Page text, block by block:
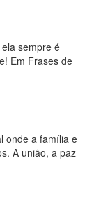
sempre é
Em Frases de
onde a família e
A união, a paz